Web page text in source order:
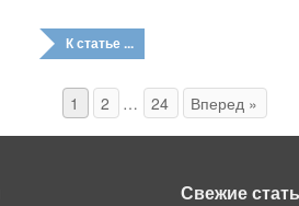
К статье ...
1 2 … 24 Вперед »
Свежие